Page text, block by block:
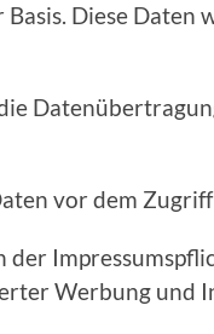
Diese
vor dem
der
Werbung und